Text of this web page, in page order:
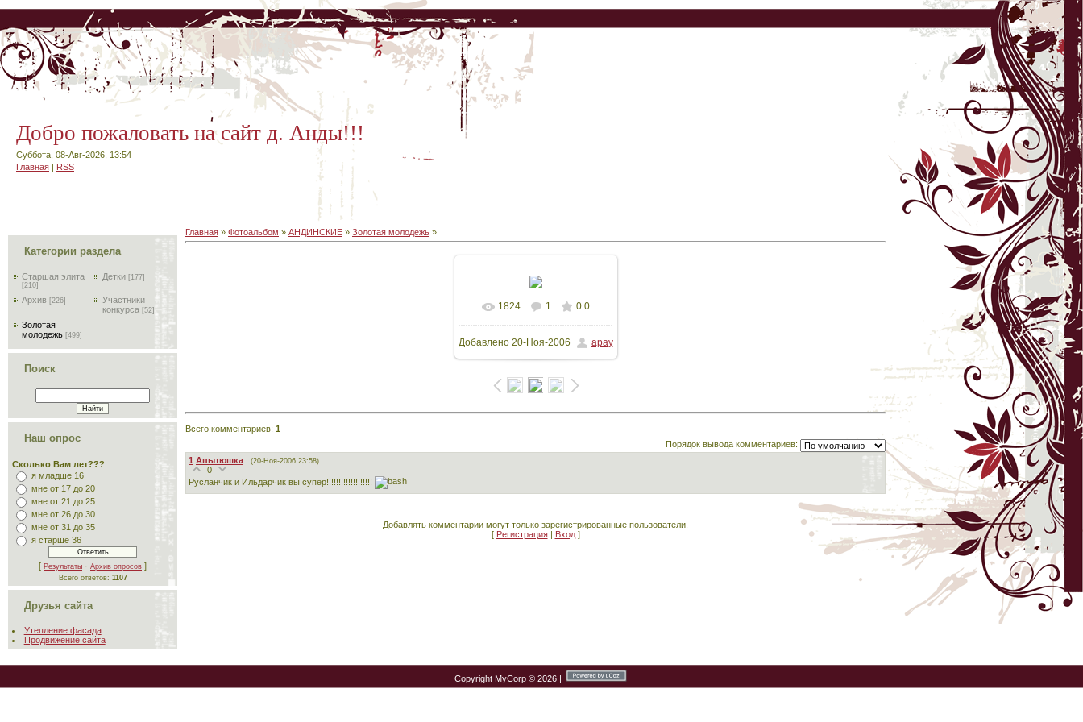
Добро пожаловать на сайт д. Анды!!!
Суббота, 08-Авг-2026, 13:54
Главная | RSS
Категории раздела
Старшая элита
[210]
Детки [177]
Архив [226]
Участники
конкурса [52]
Золотая
молодежь [499]
Поиск
Наш опрос
Сколько Вам лет???
я младше 16
мне от 17 до 20
мне от 21 до 25
мне от 26 до 30
мне от 31 до 35
я старше 36
[ Результаты · Архив опросов ]
Всего ответов: 1107
Друзья сайта
Утепление фасада
Продвижение сайта
Главная » Фотоальбом » АНДИНСКИЕ » Золотая молодежь »
В реальном размере
1024x768/ 132.9Kb
1824 1 0.0
Добавлено20-Ноя-2006 apay
Всего комментариев: 1
Порядок вывода комментариев:
1 Апытюшка (20-Ноя-2006 23:58)
0
Русланчик и Ильдарчик вы супер!!!!!!!!!!!!!!!!!!!
Добавлять комментарии могут только зарегистрированные пользователи.
[ Регистрация| Вход]
Copyright MyCorp © 2026 |